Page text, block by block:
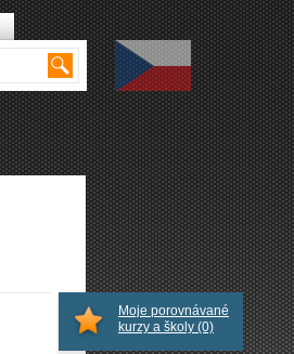
Moje porovnávané
kurzy a školy (0)